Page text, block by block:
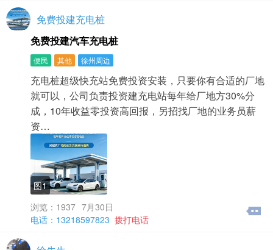
免费投建充电桩
免费投建汽车充电桩
便民 其他 徐州周边
充电桩超级快充站免费投资安装，只要你有合适的厂地
就可以，公司负责投资建充电站每年给厂地方30%分
成，10年收益零投资高回报，另招找厂地的业务员薪
资…
图1
浏览：1937 7月30日
电话：13218597823 拨打电话